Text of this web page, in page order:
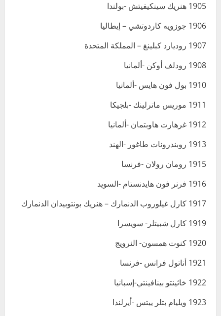
1905 هنريك سينكيفيتش -بولندا
1906 جوزويه كاردوتشي – إيطاليا
1907 روديارد كبلينغ – المملكة المتحدة
1908 رودلف أوكن -ألمانيا
1910 بول فون هايس -ألمانيا
1911 موريس ماترلينك -بلجيكا
1912 غرهارت هاوبتمان -ألمانيا
1913 روبندرونات طاغور -الهند
1915 رومان رولان -فرنسا
1916 فرنر فون هايدنستام -السويد
1917 كارل غيلوروب الدنمارك – هنريك بونتوبيدان الدنمارك
1919 كارل شبيتلر- سويسرا
1920 كنوت همسون- النرويج
1921 أناتول فرانس -فرنسا
1922 خاثينتو بينافينتي-إسبانيا
1923 ويليام بتلر ييتس -أيرلندا